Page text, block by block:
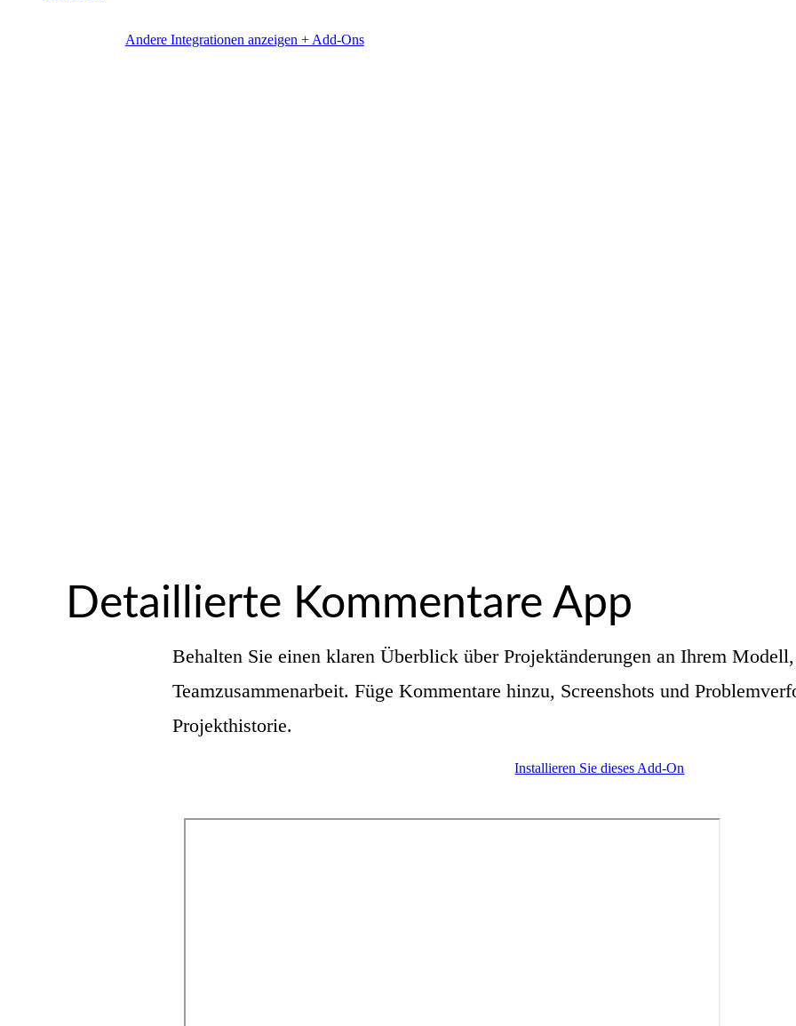
Andere Integrationen anzeigen + Add-Ons
Detaillierte Kommentare App
Behalten Sie einen klaren Überblick über Projektänderungen an Ihrem
Teamzusammenarbeit. Füge Kommentare hinzu, Screenshots und
Projekthistorie.
Installieren Sie dieses Add-On